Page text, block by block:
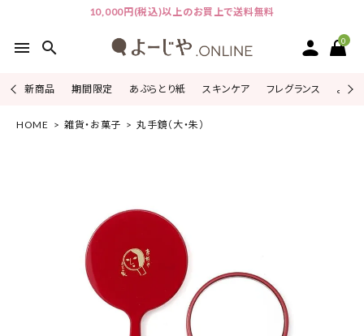
10,000円(税込)以上のお買上で送料無料
menu search 0
新商品 期間限定 あぶらとり紙 スキンケア フレグランス よじ
ACCOUNT MENU
カテゴリーから探す
HOME 雑貨・お菓子 丸手鏡（大・朱）